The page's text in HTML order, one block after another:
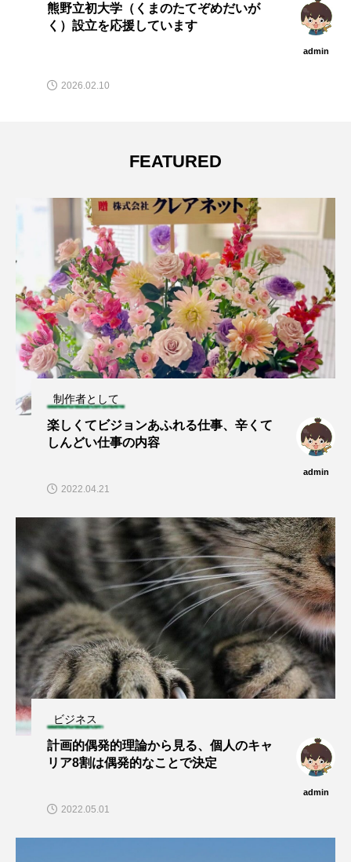
熊野立初大学（くまのたてぞめだいが
く）設立を応援しています
admin
2026.02.10
FEATURED
制作者として
楽しくてビジョンあふれる仕事、辛くて
しんどい仕事の内容
admin
2022.04.21
ビジネス
計画的偶発的理論から見る、個人のキャ
リア8割は偶発的なことで決定
admin
2022.05.01